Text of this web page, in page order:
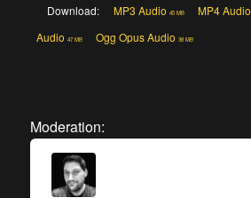
Download: MP3 Audio 45 MB MP4 Audio
Audio 47 MB Ogg Opus Audio 38 MB
Moderation: